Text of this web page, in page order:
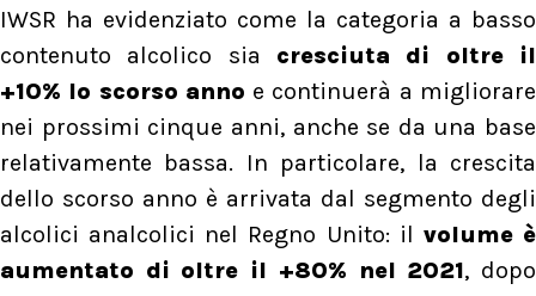
IWSR ha evidenziato come la categoria a basso
contenuto alcolico sia cresciuta di oltre il
+10% lo scorso anno e continuerà a migliorare
nei prossimi cinque anni, anche se da una base
relativamente bassa. In particolare, la crescita
dello scorso anno è arrivata dal segmento degli
alcolici analcolici nel Regno Unito: il volume è
aumentato di oltre il +80% nel 2021, dopo